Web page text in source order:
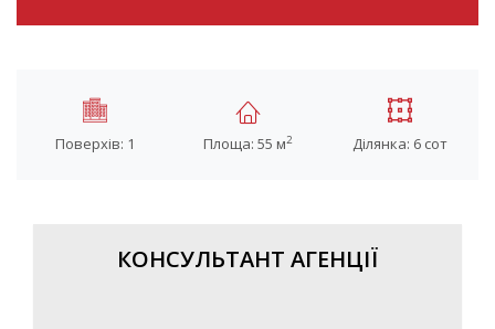
Поверхів: 1 Площа: 55 м2 Ділянка: 6 сот
КОНСУЛЬТАНТ АГЕНЦІЇ